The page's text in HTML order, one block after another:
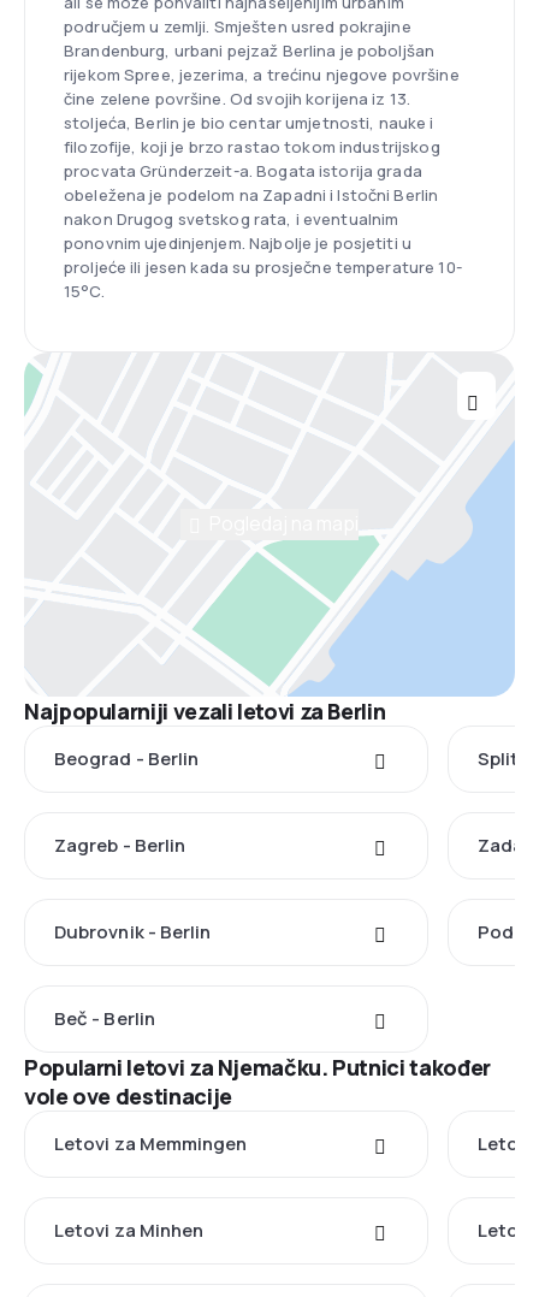
područjem u zemlji. Smješten usred pokrajine
Brandenburg, urbani pejzaž Berlina je poboljšan
rijekom Spree, jezerima, a trećinu njegove površine
čine zelene površine. Od svojih korijena iz 13.
stoljeća, Berlin je bio centar umjetnosti, nauke i
filozofije, koji je brzo rastao tokom industrijskog
procvata Gründerzeit-a. Bogata istorija grada
obeležena je podelom na Zapadni i Istočni Berlin
nakon Drugog svetskog rata, i eventualnim
ponovnim ujedinjenjem. Najbolje je posjetiti u
proljeće ili jesen kada su prosječne temperature 10-
15°C.
Najpopularniji vezali letovi za Berlin
Beograd - Berlin Split -
Zagreb - Berlin Zadar
Dubrovnik - Berlin
Beč - Berlin
Popularni letovi za Njemačku. Putnici također
vole ove destinacije
Letovi za Memmingen Letovi
Letovi za Minhen